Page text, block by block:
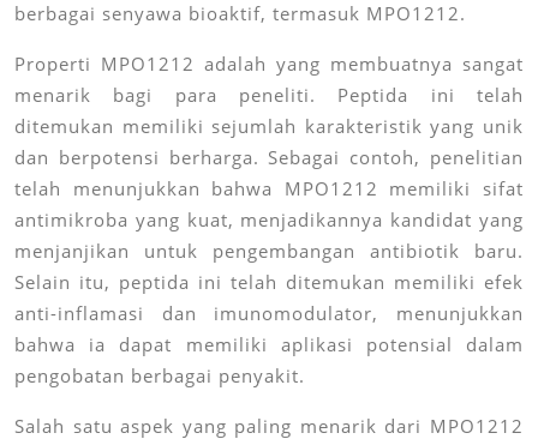
berbagai senyawa bioaktif, termasuk MPO1212.
Properti MPO1212 adalah yang membuatnya sangat
menarik bagi para peneliti. Peptida ini telah
ditemukan memiliki sejumlah karakteristik yang unik
dan berpotensi berharga. Sebagai contoh, penelitian
telah menunjukkan bahwa MPO1212 memiliki sifat
antimikroba yang kuat, menjadikannya kandidat yang
menjanjikan untuk pengembangan antibiotik baru.
Selain itu, peptida ini telah ditemukan memiliki efek
anti-inflamasi dan imunomodulator, menunjukkan
bahwa ia dapat memiliki aplikasi potensial dalam
pengobatan berbagai penyakit.
Salah satu aspek yang paling menarik dari MPO1212